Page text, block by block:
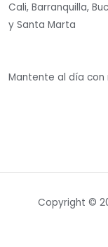
Cali, Barranquilla,
y Santa Marta
Mantente al día con
Copyright ©